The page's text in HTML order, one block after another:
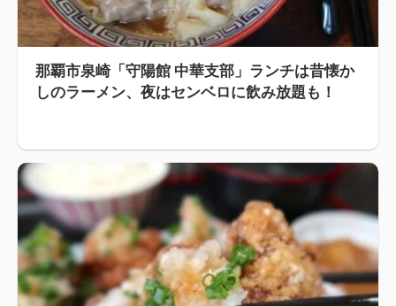
那覇市泉崎「守陽館 中華支部」ランチは昔懐か
しのラーメン、夜はセンベロに飲み放題も！